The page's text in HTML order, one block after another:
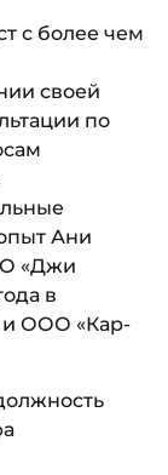
с более чем
своей
по
Ани
«Джи
в
и ООО «Кар-